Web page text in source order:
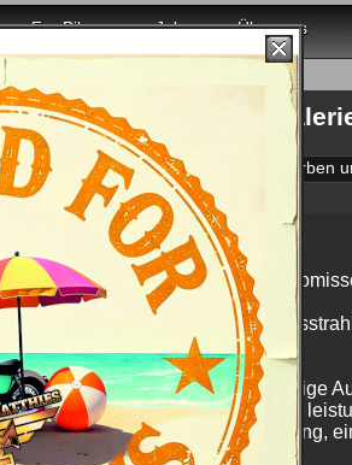
For Bikers Jobs Über uns
2024 - Bike &
Farben
Performance ohne
bei Maßen, Ausstattung und
Extras wollen.
die Ultra Limited genau die richtige
bei reduziertes Widerstand, das
Vorder- und Hinterradfederung,
ein und los geht's.